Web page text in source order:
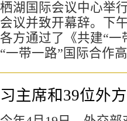
栖湖国际会议中心举
会议并致开幕辞。下
各方通过了《共建“
“一带一路”国际合作
习主席和39位外